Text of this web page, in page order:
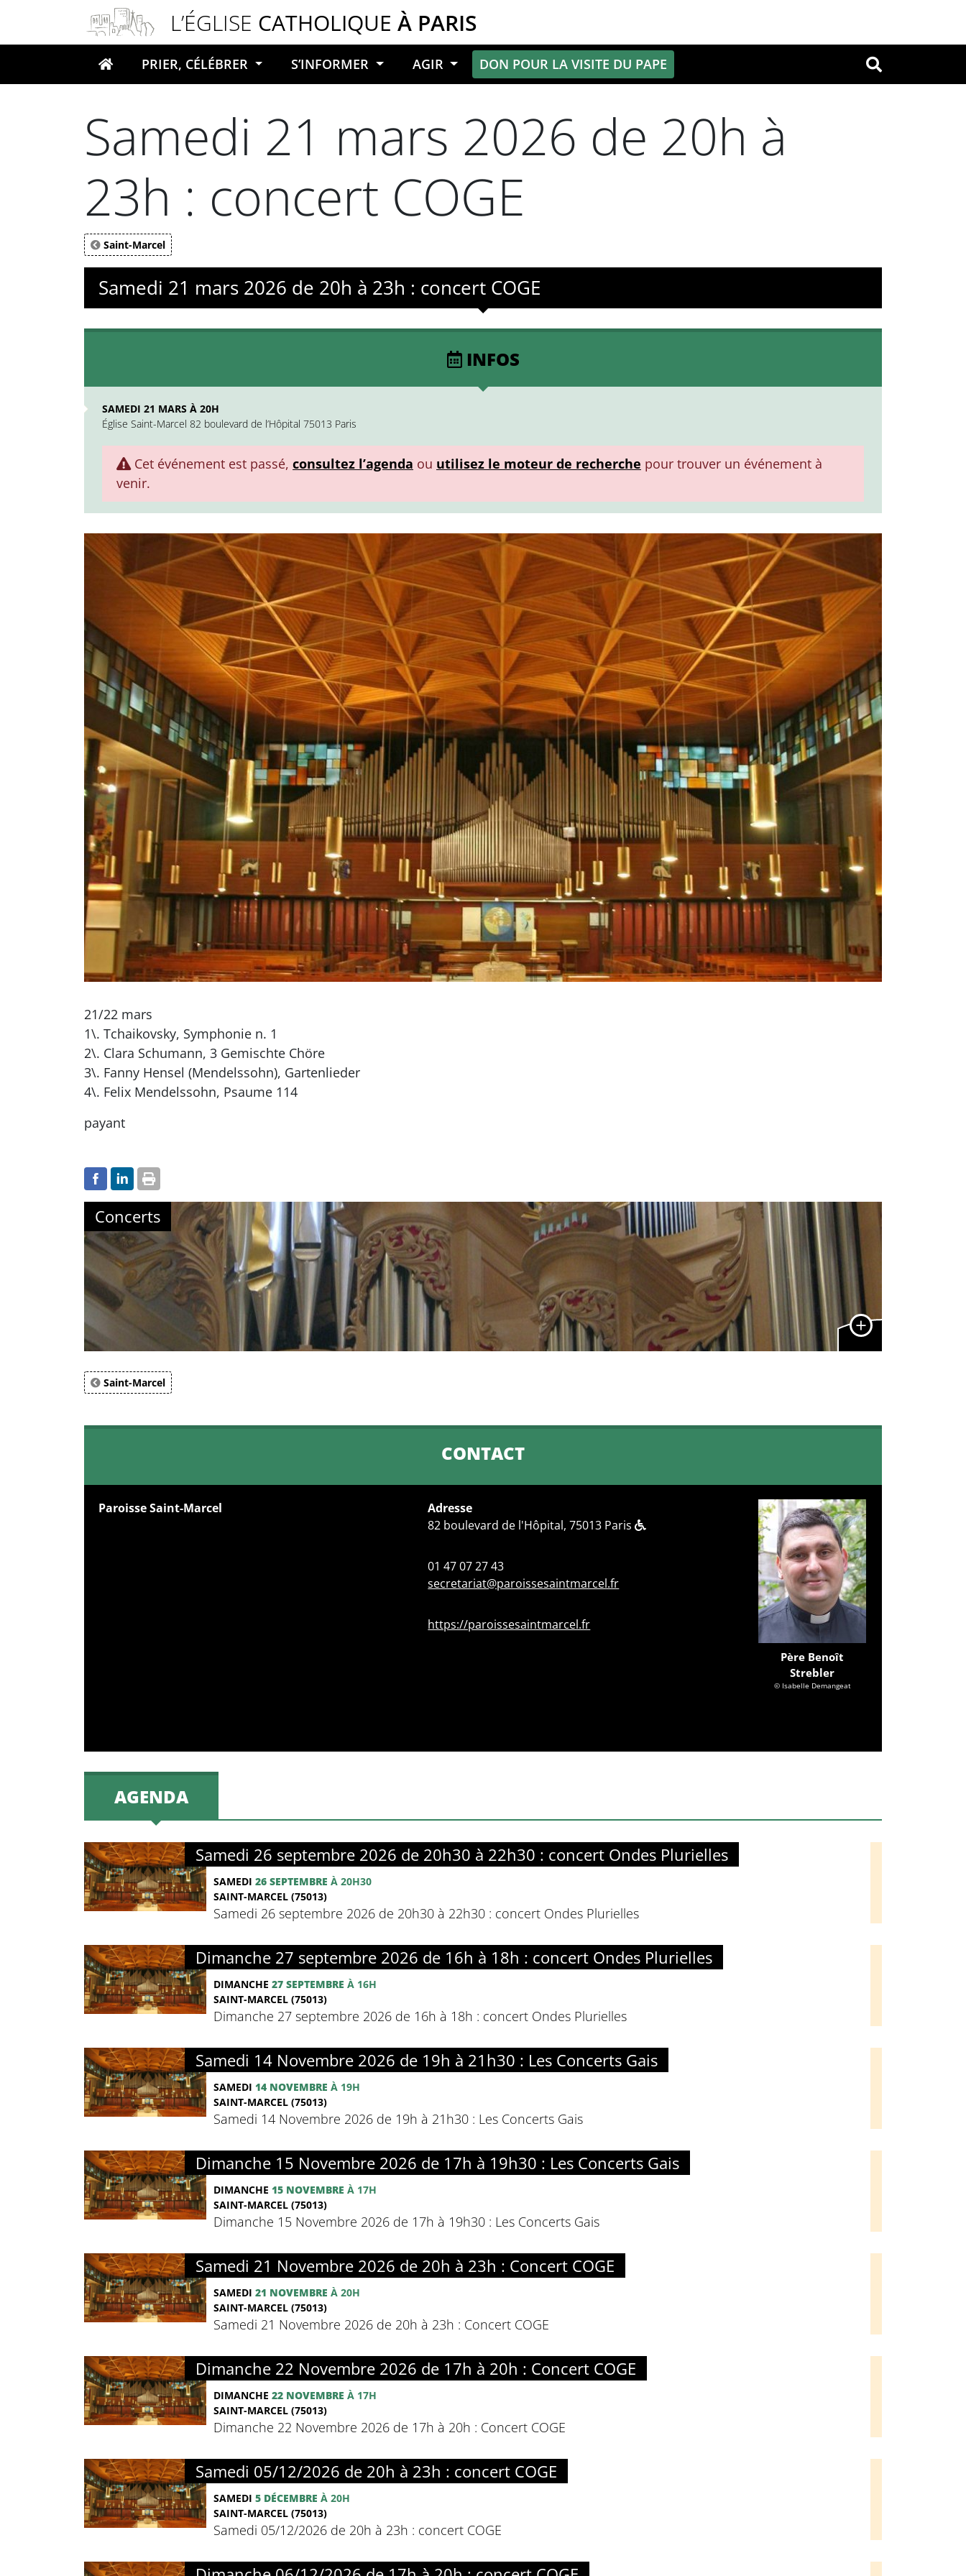
L’ÉGLISE CATHOLIQUE À PARIS
Votre recherche OK
PRIER, CÉLÉBRER S’INFORMER AGIR DON POUR LA VISITE DU PAPE
Samedi 21 mars 2026 de 20h à
23h : concert COGE
Saint-Marcel
Samedi 21 mars 2026 de 20h à 23h : concert COGE
INFOS
SAMEDI 21 MARS À 20H
Église Saint-Marcel 82 boulevard de l’Hôpital 75013 Paris
Cet événement est passé, consultez l’agenda ou utilisez le moteur de recherche pour trouver un événement à
venir.
21/22 mars
1\. Tchaikovsky, Symphonie n. 1
2\. Clara Schumann, 3 Gemischte Chöre
3\. Fanny Hensel (Mendelssohn), Gartenlieder
4\. Felix Mendelssohn, Psaume 114
payant
Concerts
Saint-Marcel
CONTACT
Paroisse Saint-Marcel
Adresse
82 boulevard de l'Hôpital, 75013 Paris
01 47 07 27 43
secretariat@paroissesaintmarcel.fr
https://paroissesaintmarcel.fr
Père Benoît
Strebler
© Isabelle Demangeat
AGENDA
Samedi 26 septembre 2026 de 20h30 à 22h30 : concert Ondes Plurielles
SAMEDI 26 SEPTEMBRE À 20H30
SAINT-MARCEL (75013)
Samedi 26 septembre 2026 de 20h30 à 22h30 : concert Ondes Plurielles
Dimanche 27 septembre 2026 de 16h à 18h : concert Ondes Plurielles
DIMANCHE 27 SEPTEMBRE À 16H
SAINT-MARCEL (75013)
Dimanche 27 septembre 2026 de 16h à 18h : concert Ondes Plurielles
Samedi 14 Novembre 2026 de 19h à 21h30 : Les Concerts Gais
SAMEDI 14 NOVEMBRE À 19H
SAINT-MARCEL (75013)
Samedi 14 Novembre 2026 de 19h à 21h30 : Les Concerts Gais
Dimanche 15 Novembre 2026 de 17h à 19h30 : Les Concerts Gais
DIMANCHE 15 NOVEMBRE À 17H
SAINT-MARCEL (75013)
Dimanche 15 Novembre 2026 de 17h à 19h30 : Les Concerts Gais
Samedi 21 Novembre 2026 de 20h à 23h : Concert COGE
SAMEDI 21 NOVEMBRE À 20H
SAINT-MARCEL (75013)
Samedi 21 Novembre 2026 de 20h à 23h : Concert COGE
Dimanche 22 Novembre 2026 de 17h à 20h : Concert COGE
DIMANCHE 22 NOVEMBRE À 17H
SAINT-MARCEL (75013)
Dimanche 22 Novembre 2026 de 17h à 20h : Concert COGE
Samedi 05/12/2026 de 20h à 23h : concert COGE
SAMEDI 5 DÉCEMBRE À 20H
SAINT-MARCEL (75013)
Samedi 05/12/2026 de 20h à 23h : concert COGE
Panneau de gestion des cookies